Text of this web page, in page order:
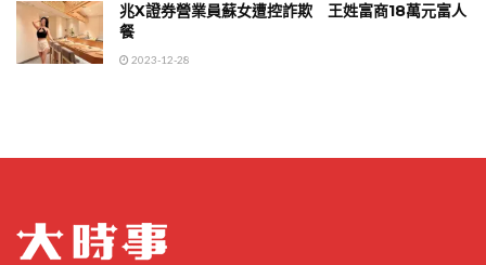
兆X證券營業員蘇女遭控詐欺 王姓富商18萬元富人
餐
2023-12-28